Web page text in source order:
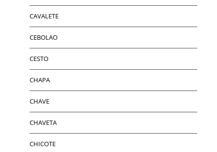
CAVALETE
CEBOLAO
CESTO
CHAPA
CHAVE
CHAVETA
CHICOTE